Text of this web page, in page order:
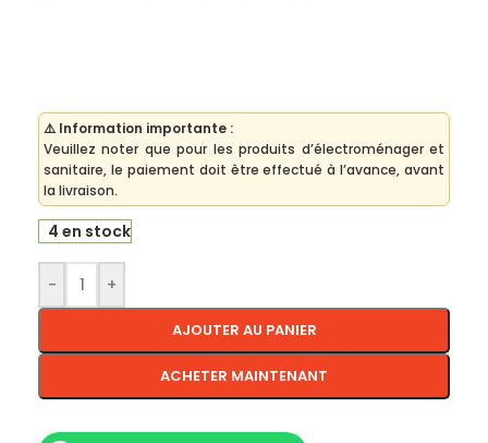
⚠️ Information importante :
Veuillez noter que pour les produits d’électroménager et
sanitaire, le paiement doit être effectué à l’avance, avant
la livraison.
4 en stock
- +
AJOUTER AU PANIER
ACHETER MAINTENANT